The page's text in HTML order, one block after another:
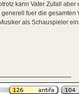
kann Vater Zufall
fuer die gesamten
als Schauspieler